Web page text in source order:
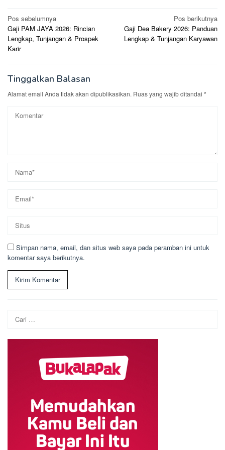
Navigasi
pos
Pos sebelumnya
Gaji PAM JAYA 2026: Rincian
Lengkap, Tunjangan & Prospek
Karir
Pos berikutnya
Gaji Dea Bakery 2026: Panduan
Lengkap & Tunjangan Karyawan
Tinggalkan Balasan
Alamat email Anda tidak akan dipublikasikan. Ruas yang wajib ditandai *
Simpan nama, email, dan situs web saya pada peramban ini untuk
komentar saya berikutnya.
Cari
untuk: